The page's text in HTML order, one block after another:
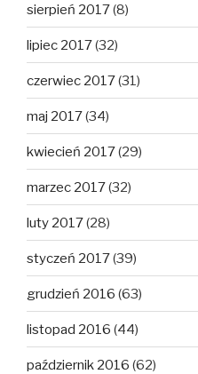
sierpień 2017(8)
lipiec 2017(32)
czerwiec 2017(31)
maj 2017(34)
kwiecień 2017(29)
marzec 2017(32)
luty 2017(28)
styczeń 2017(39)
grudzień 2016 (63)
listopad 2016 (44)
październik 2016 (62)